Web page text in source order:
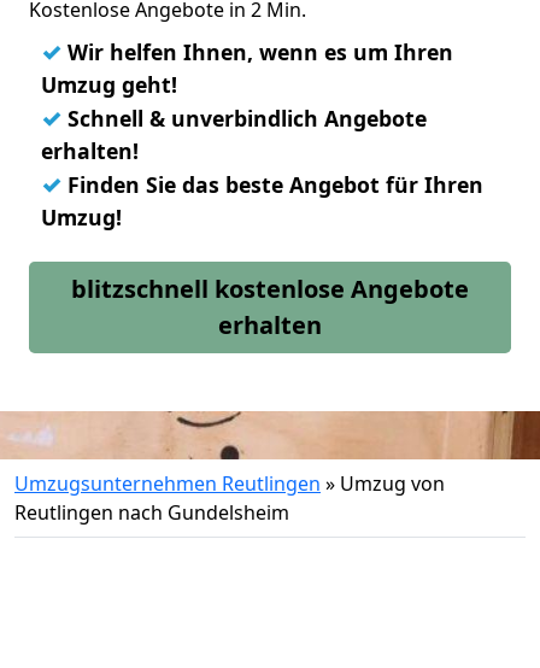
Kostenlose Angebote in 2 Min.
✓ Wir helfen Ihnen, wenn es um Ihren
Umzug geht!
✓ Schnell & unverbindlich Angebote
erhalten!
✓ Finden Sie das beste Angebot für Ihren
Umzug!
blitzschnell kostenlose Angebote
erhalten
Umzugsunternehmen Reutlingen » Umzug von
Reutlingen nach Gundelsheim